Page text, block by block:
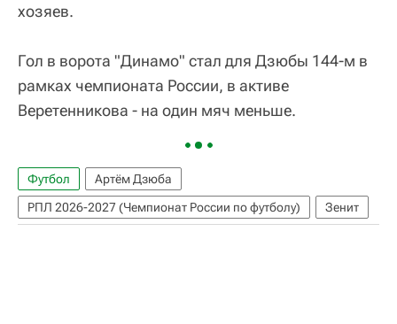
хозяев.
Гол в ворота "Динамо" стал для Дзюбы 144-м в
рамках чемпионата России, в активе
Веретенникова - на один мяч меньше.
Футбол
Артём Дзюба
РПЛ 2026-2027 (Чемпионат России по футболу)
Зенит